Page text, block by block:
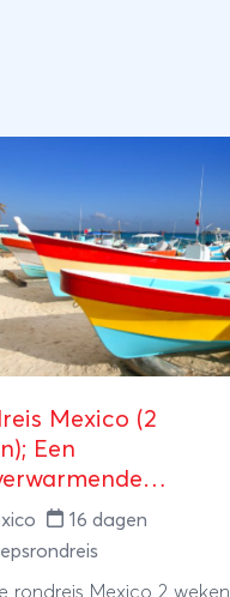
Mexico (2
Een
16 dagen
rondreis Mexico 2 weken